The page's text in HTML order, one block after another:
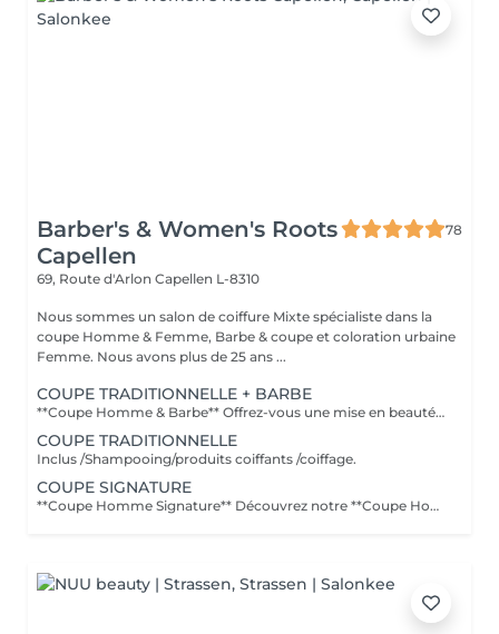
Barber's & Women's Roots
Capellen
78
69, Route d'Arlon Capellen L-8310
Nous sommes un salon de coiffure Mixte spécialiste dans la
coupe Homme & Femme, Barbe & coupe et coloration urbaine
Femme. Nous avons plus de 25 ans ...
COUPE TRADITIONNELLE + BARBE
**Coupe Homme & Barbe** Offrez-vous une mise en beauté complète avec notre service **Coupe Homme & Barbe**, conçu pour les hommes qui souhaitent un style parfaitement maîtrisé de la tête à la barbe. La prestation débute par une **consultation personnalisée** afin de définir la coupe et la forme de barbe qui mettront le mieux en valeur votre visage. Nos experts réalisent ensuite une **coupe de cheveux précise et structurée**, suivie d'un **travail minutieux de la barbe** : taille, définition des contours et mise en forme pour un rendu propre et harmonieux. Le service se termine par un **coiffage professionnel et une finition barbe soignée** pour un résultat net, élégant et durable. L'alliance parfaite entre coupe et barbe pour un look soigné, moderne et parfaitement équilibré.
COUPE TRADITIONNELLE
Inclus /Shampooing/produits coiffants /coiffage.
COUPE SIGNATURE
**Coupe Homme Signature** Découvrez notre **Coupe Homme Signature**, un service premium pensé pour les hommes qui recherchent plus qu'une simple coupe : une véritable expérience de style. Chaque rendez-vous débute par une **consultation personnalisée** afin d'analyser la forme de votre visage, la nature de vos cheveux et votre style de vie. Nos experts réalisent ensuite une coupe précise et parfaitement structurée, travaillée dans les moindres détails pour un résultat élégant, moderne et durable. La prestation se termine par un **coiffage professionnel avec des produits haut de gamme**, pour sublimer votre coupe et vous offrir une finition impeccable. Un moment de soin et de précision dédié aux hommes exigeants qui souhaitent afficher un style soigné et distingué.